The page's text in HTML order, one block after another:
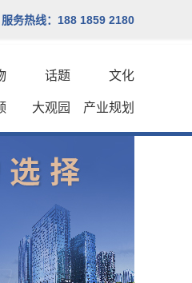
务热线：188 1859 2180
话题 文化
大观园 产业规划